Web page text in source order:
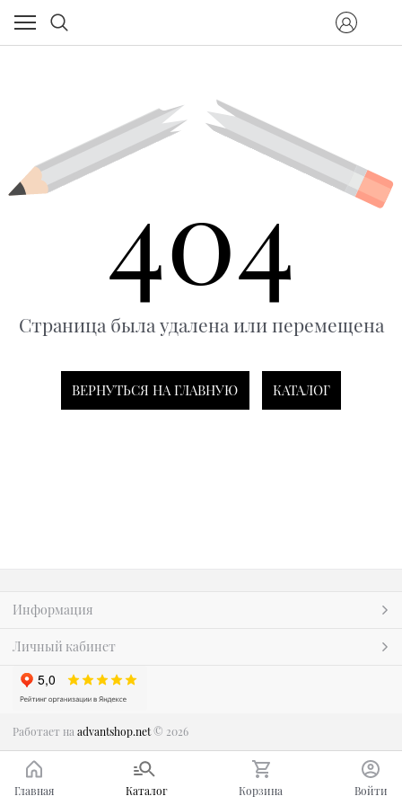
404
Страница была удалена или перемещена
ВЕРНУТЬСЯ НА ГЛАВНУЮ КАТАЛОГ
Информация
Личный кабинет
Работает на advantshop.net© 2026
Главная Каталог Корзина Войти